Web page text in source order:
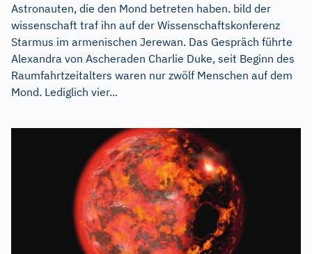
Astronauten, die den Mond betreten haben. bild der
wissenschaft traf ihn auf der Wissenschaftskonferenz
Starmus im armenischen Jerewan. Das Gespräch führte
Alexandra von Ascheraden Charlie Duke, seit Beginn des
Raumfahrtzeitalters waren nur zwölf Menschen auf dem
Mond. Lediglich vier...